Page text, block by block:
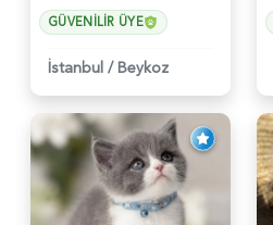
GÜVENILIR ÜYE
İstanbul / Beykoz